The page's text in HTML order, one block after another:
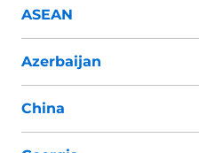
ASEAN
Azerbaijan
China